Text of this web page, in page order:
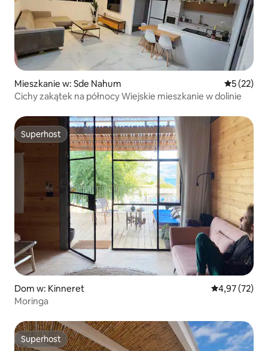
Mieszkanie w: Sde Nahum Średnia
5 (22)
Cichy zakątek na północy Wiejskie mieszkanie w dolinie
Superhost
Superhost
Dom w: Kinneret Średnia
4,97 (72)
Moringa
Superhost
Superhost